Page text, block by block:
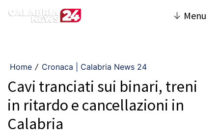
↓ Menu
Home / Cronaca | Calabria News 24
Cavi tranciati sui binari, treni
in ritardo e cancellazioni in
Calabria